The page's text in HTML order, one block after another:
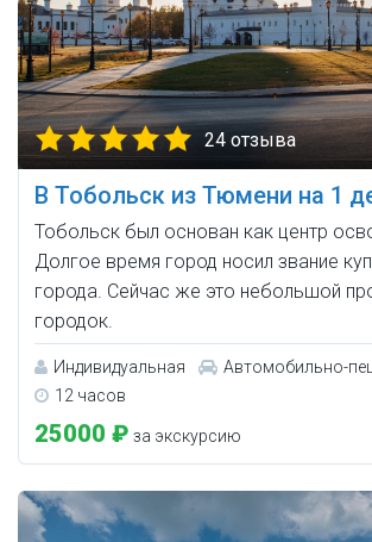
24 отзыва
В Тобольск из Тюмени на 1
Тобольск был основан как центр
Долгое время город носил звание
города. Сейчас же это небольшой
городок.
Индивидуальная
Автомобильно-
12 часов
25000 ₽ за экскурсию